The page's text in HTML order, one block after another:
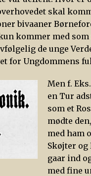
skal
bivaaner
kommer med som
de unge
for Ungdommens
Men f.
en Tur
som et
mødte
med ham
Skøjter og
gaar ind
med fine